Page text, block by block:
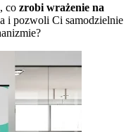
co zrobi wrażenie na
i pozwoli Ci samodzielnie